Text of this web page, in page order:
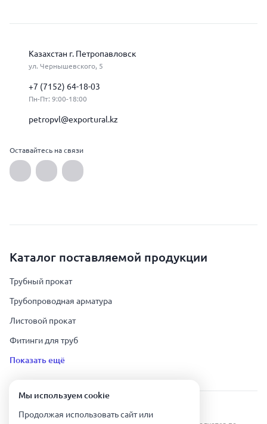
Казахстан г. Петропавловск
ул. Чернышевского, 5
+7 (7152) 64-18-03
Пн-Пт: 9:00-18:00
petropvl@exportural.kz
Оставайтесь на связи
Каталог поставляемой продукции
Трубный прокат
Трубопроводная арматура
Листовой прокат
Фитинги для труб
Показать ещё
Урал Тех Экспорт — Казахстан © 2019-
Мы используем сookie
Продолжая использовать сайт или